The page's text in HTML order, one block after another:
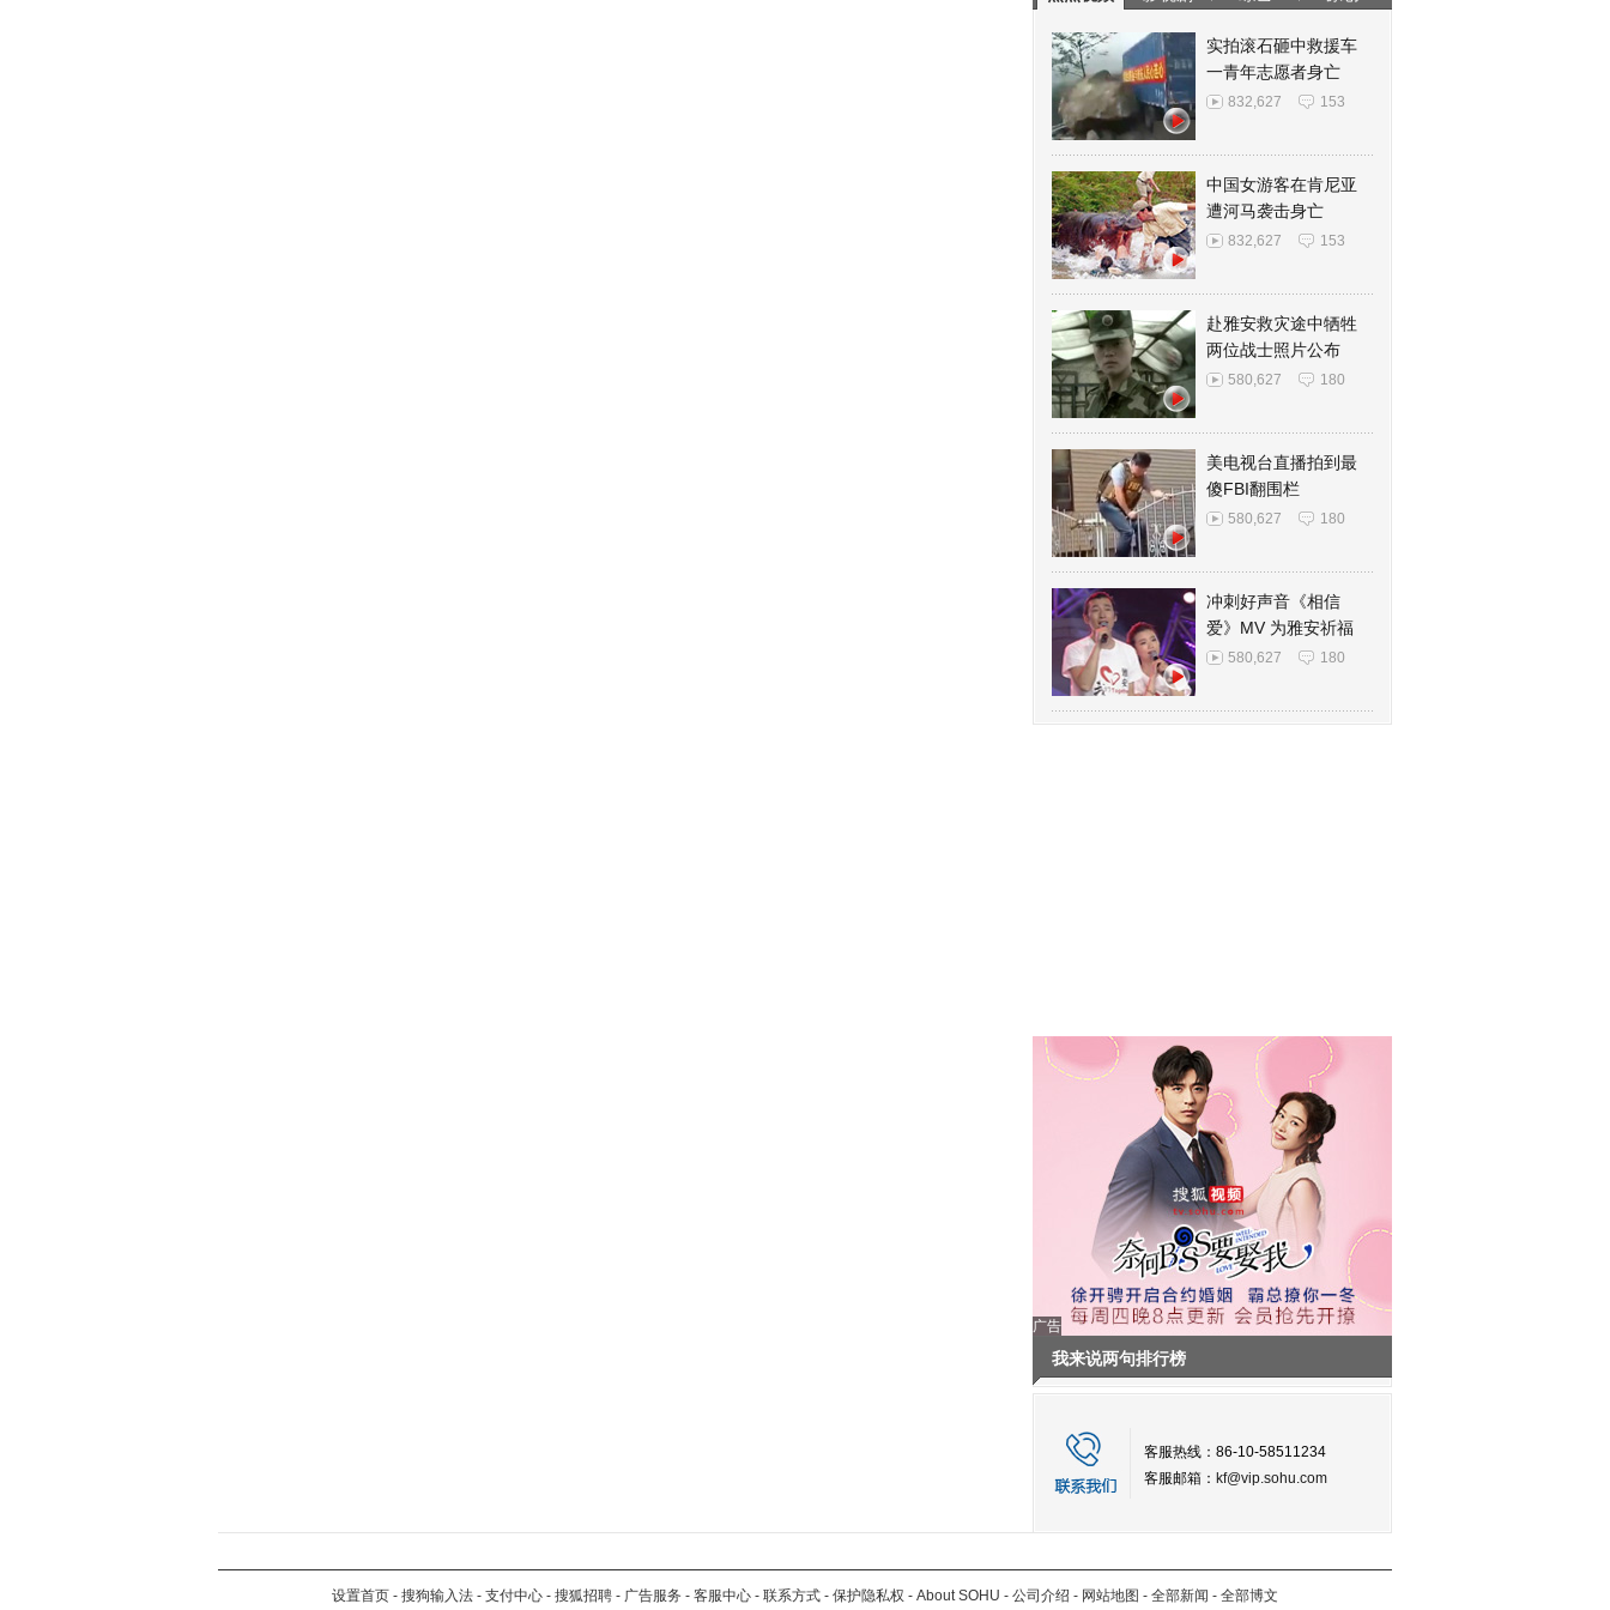
实拍滚石砸中救援车
一青年志愿者身亡
832,627 153
中国女游客在肯尼亚
遭河马袭击身亡
832,627 153
赴雅安救灾途中牺牲
两位战士照片公布
580,627 180
美电视台直播拍到最
傻FBI翻围栏
580,627 180
冲刺好声音《相信
爱》MV 为雅安祈福
580,627 180
广告
我来说两句排行榜
客服热线：86-10-58511234
客服邮箱： kf@vip.sohu.com
设置首页 - 搜狗输入法 - 支付中心 - 搜狐招聘 - 广告服务 - 客服中心 - 联系方式 - 保护隐私权 - About SOHU - 公司介绍 - 网站地图 - 全部新闻 - 全部博文